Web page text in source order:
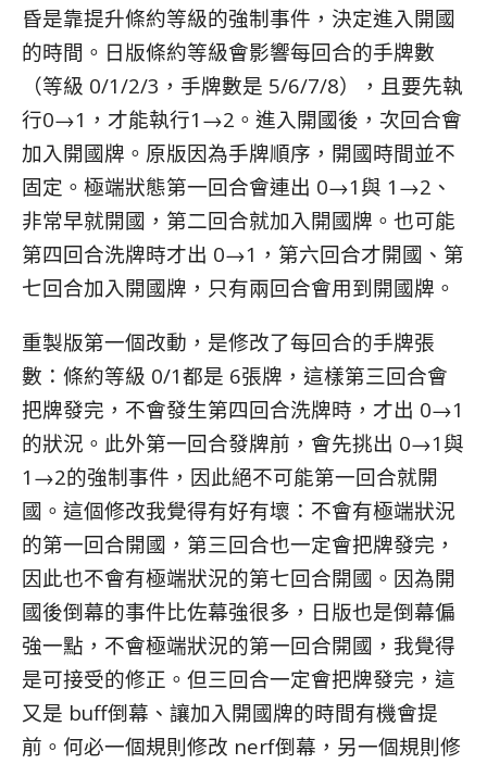
昏是靠提升條約等級的強制事件，決定進入開國
的時間。日版條約等級會影響每回合的手牌數
（等級 0/1/2/3，手牌數是 5/6/7/8），且要先執
行0→1，才能執行1→2。進入開國後，次回合會
加入開國牌。原版因為手牌順序，開國時間並不
固定。極端狀態第一回合會連出 0→1與 1→2、
非常早就開國，第二回合就加入開國牌。也可能
第四回合洗牌時才出 0→1，第六回合才開國、第
七回合加入開國牌，只有兩回合會用到開國牌。
重製版第一個改動，是修改了每回合的手牌張
數：條約等級 0/1都是 6張牌，這樣第三回合會
把牌發完，不會發生第四回合洗牌時，才出 0→1
的狀況。此外第一回合發牌前，會先挑出 0→1與
1→2的強制事件，因此絕不可能第一回合就開
國。這個修改我覺得有好有壞：不會有極端狀況
的第一回合開國，第三回合也一定會把牌發完，
因此也不會有極端狀況的第七回合開國。因為開
國後倒幕的事件比佐幕強很多，日版也是倒幕偏
強一點，不會極端狀況的第一回合開國，我覺得
是可接受的修正。但三回合一定會把牌發完，這
又是 buff倒幕、讓加入開國牌的時間有機會提
前。何必一個規則修改 nerf倒幕，另一個規則修